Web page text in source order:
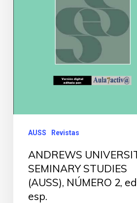
AUSS Revistas
ANDREWS
SEMINARY STUDIES
(AUSS), NÚMERO 2,
esp.